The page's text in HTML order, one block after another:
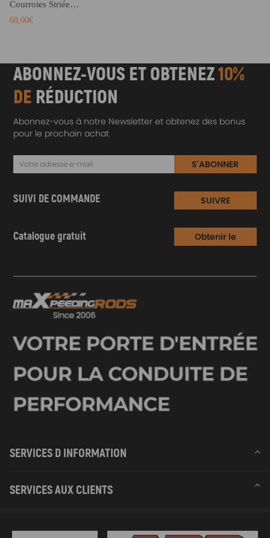
Courroies Striées de + Tendeur compatible pour Audi A4 A5 A6 Avant Allroad Cabriolet 2.0
60,00€
ABONNEZ-VOUS ET OBTENEZ10%
DE RÉDUCTION
Abonnez-vous à notre Newsletter et obtenez des bonus
pour le prochain achat
S'ABONNER
SUIVI DE COMMANDE SUIVRE
Catalogue gratuit
Obtenir le
SERVICES D INFORMATION
SERVICES AUX CLIENTS